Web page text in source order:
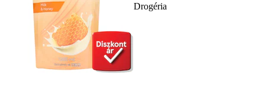
Drogéria